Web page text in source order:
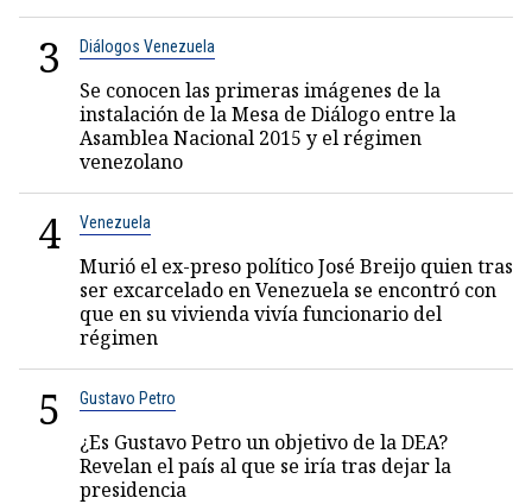
3 Diálogos Venezuela
Se conocen las primeras imágenes de la
instalación de la Mesa de Diálogo entre la
Asamblea Nacional 2015 y el régimen
venezolano
4 Venezuela
Murió el ex-preso político José Breijo quien tras
ser excarcelado en Venezuela se encontró con
que en su vivienda vivía funcionario del
régimen
5 Gustavo Petro
¿Es Gustavo Petro un objetivo de la DEA?
Revelan el país al que se iría tras dejar la
presidencia